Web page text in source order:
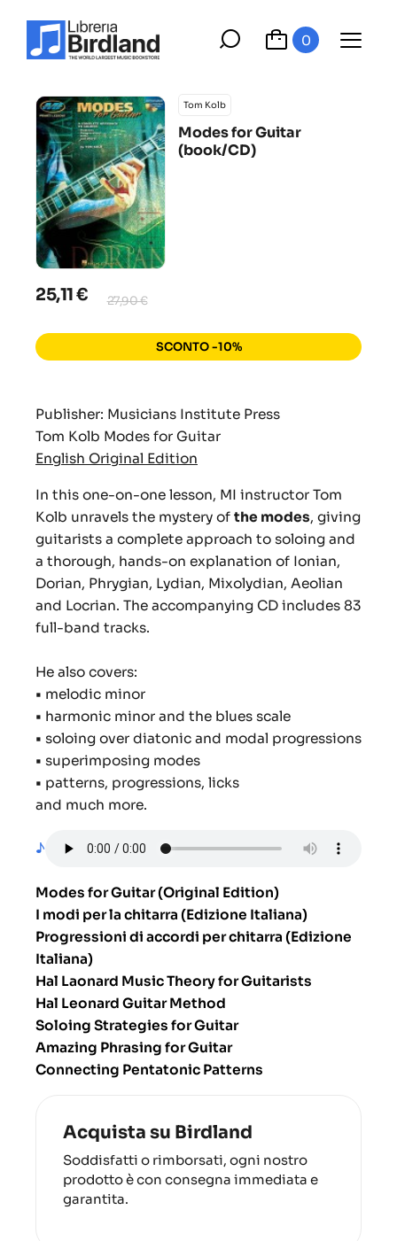
0
Tom Kolb
Modes for Guitar
(book/CD)
25,11 € 27,90 €
SCONTO -10%
Publisher: Musicians Institute Press
Tom Kolb Modes for Guitar
English Original Edition
In this one-on-one lesson, MI instructor Tom
Kolb unravels the mystery of the modes, giving
guitarists a complete approach to soloing and
a thorough, hands-on explanation of Ionian,
Dorian, Phrygian, Lydian, Mixolydian, Aeolian
and Locrian. The accompanying CD includes 83
full-band tracks.
He also covers:
• melodic minor
• harmonic minor and the blues scale
• soloing over diatonic and modal progressions
• superimposing modes
• patterns, progressions, licks
and much more.
♪
Modes for Guitar (Original Edition)
I modi per la chitarra (Edizione Italiana)
Progressioni di accordi per chitarra (Edizione
Italiana)
Hal Laonard Music Theory for Guitarists
Hal Leonard Guitar Method
Soloing Strategies for Guitar
Amazing Phrasing for Guitar
Connecting Pentatonic Patterns
Acquista su Birdland
Soddisfatti o rimborsati, ogni nostro
prodotto è con consegna immediata e
garantita.